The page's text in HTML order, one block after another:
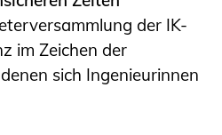
der IK-
im Zeichen der
sich Ingenieurinnen